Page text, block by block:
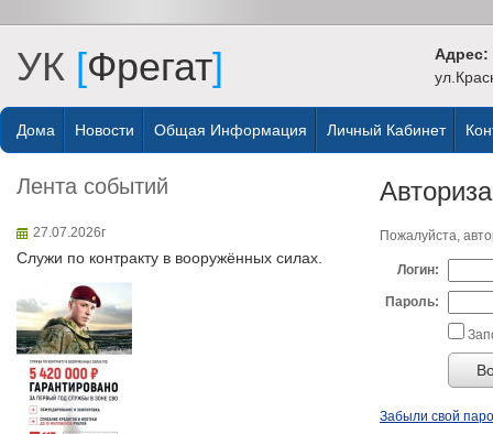
УК [Фрегат] Адрес:
Дома Новости Общая Информация Личный Кабинет
Лента событий
27.07.2026г
Служи по контракту в вооружённых силах.
Пожалуйста,
Логин:
Пароль:
Забыли свой